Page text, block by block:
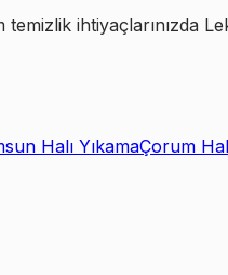
ihtiyaçlarınızda
Halı YıkamaÇorum